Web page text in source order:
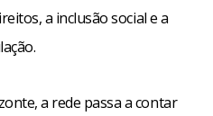
a inclusão social e a
a rede passa a contar